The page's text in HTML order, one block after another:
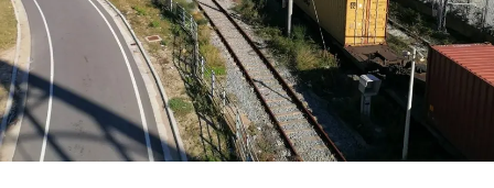
SPORT
Streaming
LAC TV